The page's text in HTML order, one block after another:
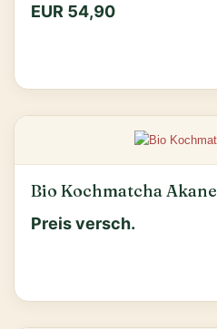
EUR 54,90
Bio Kochmatcha Akane
Preis versch.